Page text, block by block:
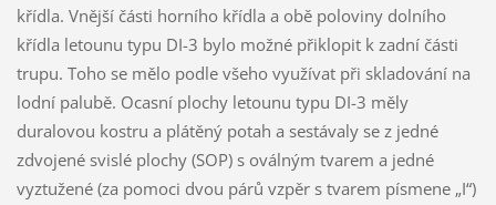
křídla. Vnější části horního křídla a obě poloviny dolního
křídla letounu typu DI-3 bylo možné přiklopit k zadní části
trupu. Toho se mělo podle všeho využívat při skladování na
lodní palubě. Ocasní plochy letounu typu DI-3 měly
duralovou kostru a plátěný potah a sestávaly se z jedné
zdvojené svislé plochy (SOP) s oválným tvarem a jedné
vyztužené (za pomoci dvou párů vzpěr s tvarem písmene „I“)